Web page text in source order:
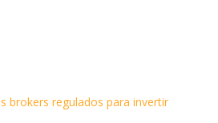
brokers regulados para invertir